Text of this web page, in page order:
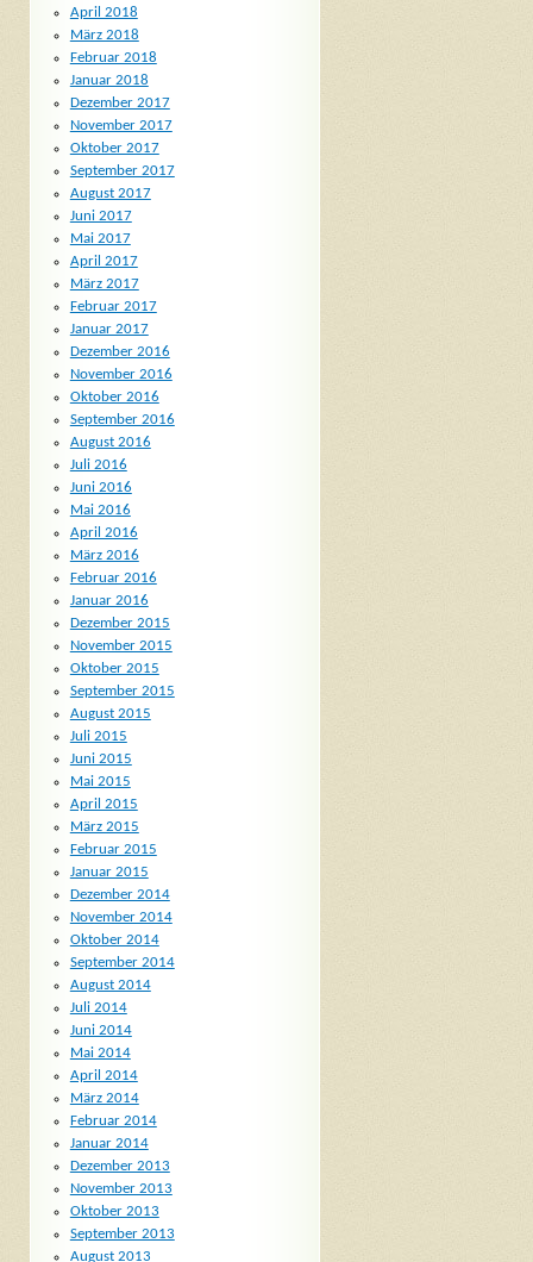
April 2018
März 2018
Februar 2018
Januar 2018
Dezember 2017
November 2017
Oktober 2017
September 2017
August 2017
Juni 2017
Mai 2017
April 2017
März 2017
Februar 2017
Januar 2017
Dezember 2016
November 2016
Oktober 2016
September 2016
August 2016
Juli 2016
Juni 2016
Mai 2016
April 2016
März 2016
Februar 2016
Januar 2016
Dezember 2015
November 2015
Oktober 2015
September 2015
August 2015
Juli 2015
Juni 2015
Mai 2015
April 2015
März 2015
Februar 2015
Januar 2015
Dezember 2014
November 2014
Oktober 2014
September 2014
August 2014
Juli 2014
Juni 2014
Mai 2014
April 2014
März 2014
Februar 2014
Januar 2014
Dezember 2013
November 2013
Oktober 2013
September 2013
August 2013